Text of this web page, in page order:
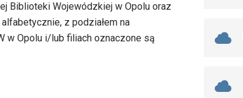
Biblioteki Wojewódzkiej w Opolu oraz
z podziałem na
w Opolu i/lub filiach oznaczone są